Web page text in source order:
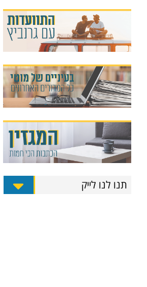
תנו לנו לייק